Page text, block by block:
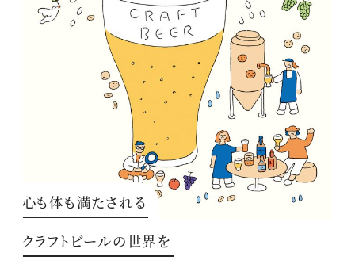
心も体も満たされる
クラフトビールの世界を